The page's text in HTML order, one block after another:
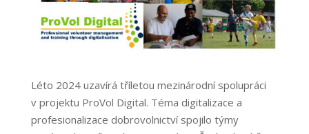
Léto 2024 uzavírá tříletou mezinárodní spolupráci
v projektu ProVol Digital. Téma digitalizace a
profesionalizace dobrovolnictví spojilo týmy